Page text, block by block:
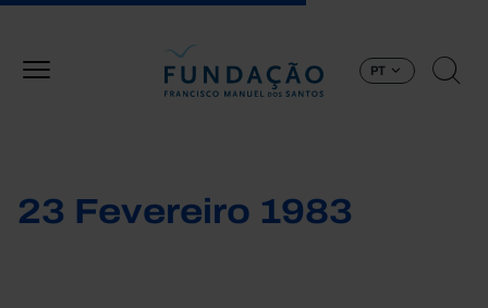
PT
23 Fevereiro 1983